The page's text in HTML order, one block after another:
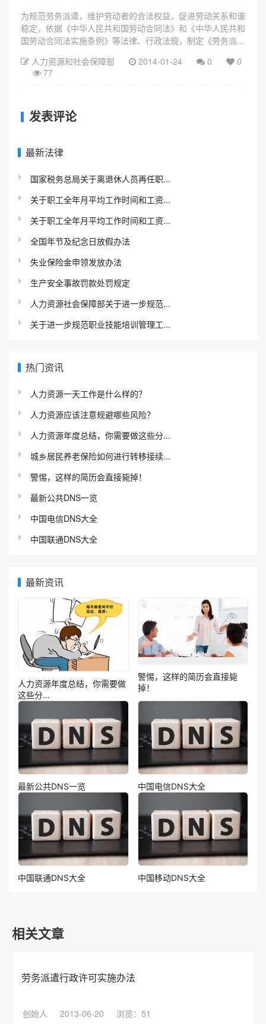
为规范劳务派遣，维护劳动者的合法权益，促进劳动关系和谐
稳定，依据《中华人民共和国劳动合同法》和《中华人民共和
国劳动合同法实施条例》等法律、行政法规，制定《劳务派...
人力资源和社会保障部
2014-01-24 0
0
77
发表评论
最新法律
国家税务总局关于离退休人员再任职...
关于职工全年月平均工作时间和工资...
关于职工全年月平均工作时间和工资...
全国年节及纪念日放假办法
失业保险金申领发放办法
生产安全事故罚款处罚规定
人力资源社会保障部关于进一步规范...
关于进一步规范职业技能培训管理工...
热门资讯
人力资源一天工作是什么样的？
人力资源应该注意规避哪些风险？
人力资源年度总结，你需要做这些分...
城乡居民养老保险如何进行转移接续...
警惕，这样的简历会直接毙掉！
最新公共DNS一览
中国电信DNS大全
中国联通DNS大全
最新资讯
人力资源年度总结，你需要做
这些分...
警惕，这样的简历会直接毙
掉！
最新公共DNS一览 中国电信DNS大全
中国联通DNS大全 中国移动DNS大全
相关文章
劳务派遣行政许可实施办法
创始人 2013-06-20 浏览：51